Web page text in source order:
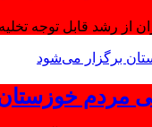
از رشد قابل توجه
مردم